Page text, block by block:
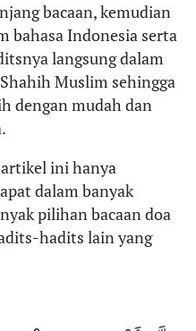
bacaan, kemudian
bahasa Indonesia serta
langsung dalam
Muslim sehingga
dengan mudah dan
artikel ini hanya
dalam banyak
pilihan bacaan doa
hadits lain yang